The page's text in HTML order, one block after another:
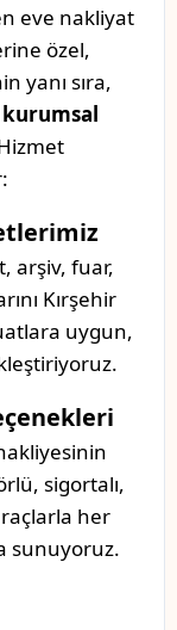
eve nakliyat
özel,
yanı sıra,
kurumsal
arşiv, fuar,
Kırşehir
uygun,
sigortalı,
her
sunuyoruz.